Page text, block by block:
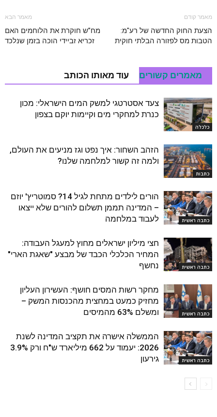
מאמר קודם
הצעת החוק החדשה של רע"מ:
הטבות מס לפזורה הבלתי חוקית
מאמר הבא
מח”ש חוקרת את הלוחמים האם
זכריא זביידי הוכה בזמן שנלכד
מאמרים קשורים עוד מאותו הכותב
כלכלה
צעד אסטרטגי למשק המים הישראלי: מכון
כנרת למחקרי מים וקיימות יוקם בצפון
כתבות
הזהב השחור: איך נפט וגז מניעים את העולם,
ולמה זה קשור למלחמה שלנו?
כתבה ראשית
הורים לילדים מתחת לגיל 14? סמוטריץ' יוזם
– המדינה תממן תשלום להורים שלא ייצאו
לעבוד במלחמה
כתבה ראשית
חצי מיליון ישראלים מחוץ למעגל העבודה:
המחיר הכלכלי הכבד של מבצע "שאגת הארי"
נחשף
כתבה ראשית
מחקר רשות המסים חושף: העשירון העליון
מחזיק כמעט במחצית מהכנסות המשק –
ומשלם 63% מהמיסים
כתבה ראשית
הממשלה אישרה את תקציב המדינה לשנת
2026: יעמוד על 662 מיליארד ש"ח ורק 3.9%
גירעון